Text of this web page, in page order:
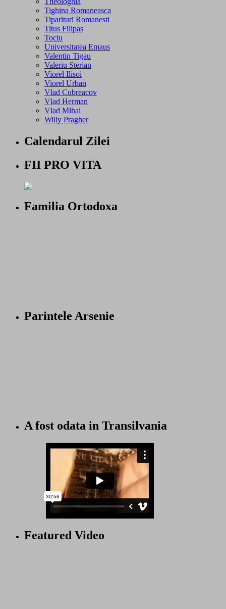
Tighina Romaneasca
Tiparituri Romanesti
Titus Filipas
Tociu
Universitatea Emaus
Valentin Tigau
Valeriu Sterian
Viorel Ilisoi
Viorel Urban
Vlad Cubreacov
Vlad Herman
Vlad Mihai
Willy Pragher
Calendarul Zilei
FII PRO VITA
Familia Ortodoxa
Parintele Arsenie
A fost odata in Transilvania
Featured Video